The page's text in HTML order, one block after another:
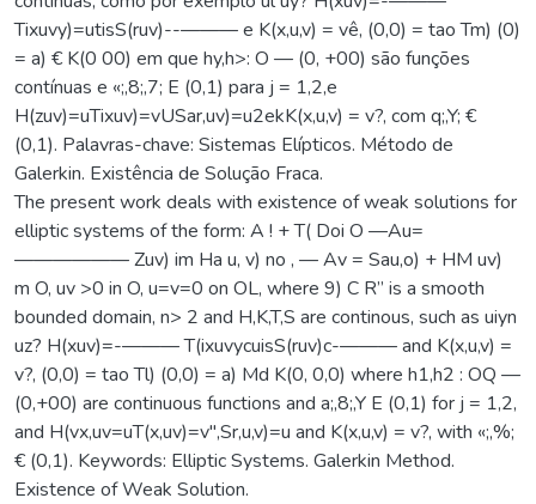
Tixuvy)=utisS(ruv)--——— e K(x,u,v) = vê, (0,0) = tao Tm) (0)
= a) € K(0 00) em que hy,h>: O — (0, +00) são funções
contínuas e «;,8;,7; E (0,1) para j = 1,2,e
H(zuv)=uTixuv)=vUSar,uv)=u2ekK(x,u,v) = v?, com q;,Y; €
(0,1). Palavras-chave: Sistemas Elípticos. Método de
Galerkin. Existência de Solução Fraca.
The present work deals with existence of weak solutions for
elliptic systems of the form: A ! + T( Doi O —Au=
—————— Zuv) im Ha u, v) no , — Av = Sau,o) + HM uv)
m O, uv >0 in O, u=v=0 on OL, where 9) C R” is a smooth
bounded domain, n> 2 and H,K,T,S are continous, such as uiyn
uz? H(xuv)=-——— T(ixuvycuisS(ruv)c-——— and K(x,u,v) =
v?, (0,0) = tao Tl) (0,0) = a) Md K(0, 0,0) where h1,h2 : OQ —
(0,+00) are continuous functions and a;,8;,Y E (0,1) for j = 1,2,
and H(vx,uv=uT(x,uv)=v",Sr,u,v)=u and K(x,u,v) = v?, with «;,%;
€ (0,1). Keywords: Elliptic Systems. Galerkin Method.
Existence of Weak Solution.